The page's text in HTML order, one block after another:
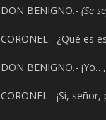
DON BENIGNO.- (Se
CORONEL.- ¿Qué es
DON BENIGNO.-
CORONEL.- ¡Sí,